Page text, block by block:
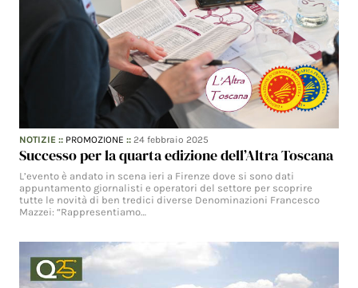
NOTIZIE :: PROMOZIONE ::24 febbraio 2025
Successo per la quarta edizione dell’Altra Toscana
L’evento è andato in scena ieri a Firenze dove si sono dati
appuntamento giornalisti e operatori del settore per scoprire
tutte le novità di ben tredici diverse Denominazioni Francesco
Mazzei: “Rappresentiamo…